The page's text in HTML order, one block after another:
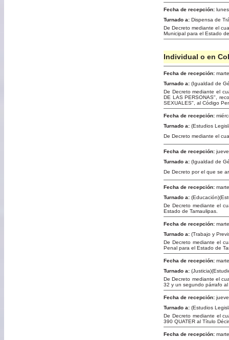
Fecha de recepción:
Turnado a: Dispensa de
De Decreto mediante el
Municipal para el Estado
Individual o en
Fecha de recepción:
Turnado a: (Igualdad de
De Decreto mediante el
DE LAS PERSONAS",
SEXUALES", al Código
Fecha de recepción:
Turnado a: (Estudios
De Decreto mediante el
Fecha de recepción:
Turnado a: (Igualdad de
De Decreto por el que se
Fecha de recepción:
Turnado a:
De Decreto mediante el
Estado de Tamaulipas.
Fecha de recepción:
Turnado a: (Trabajo y
De Decreto mediante el
Penal para el Estado de
Fecha de recepción:
Turnado a:
De Decreto mediante el
32 y un segundo párrafo
Fecha de recepción:
Turnado a: (Estudios
De Decreto mediante el
390 QUATER al Título
Fecha de recepción: